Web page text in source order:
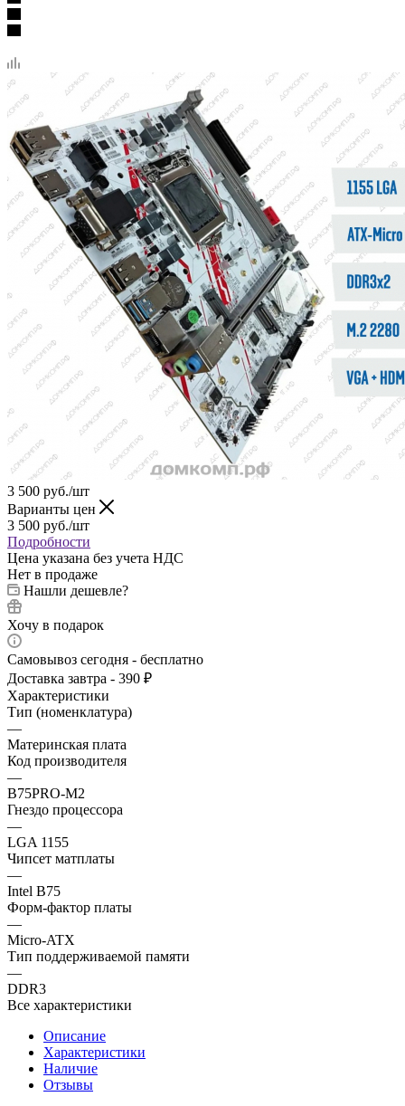
3 500 руб./шт
Варианты цен
3 500 руб./шт
Подробности
Цена указана без учета НДС
Нет в продаже
Нашли дешевле?
Хочу в подарок
Самовывоз сегодня - бесплатно
Доставка завтра - 390 ₽
Характеристики
Тип (номенклатура)
—
Материнская плата
Код производителя
—
B75PRO-M2
Гнездо процессора
—
LGA 1155
Чипсет матплаты
—
Intel B75
Форм-фактор платы
—
Micro-ATX
Тип поддерживаемой памяти
—
DDR3
Все характеристики
Описание
Характеристики
Наличие
Отзывы